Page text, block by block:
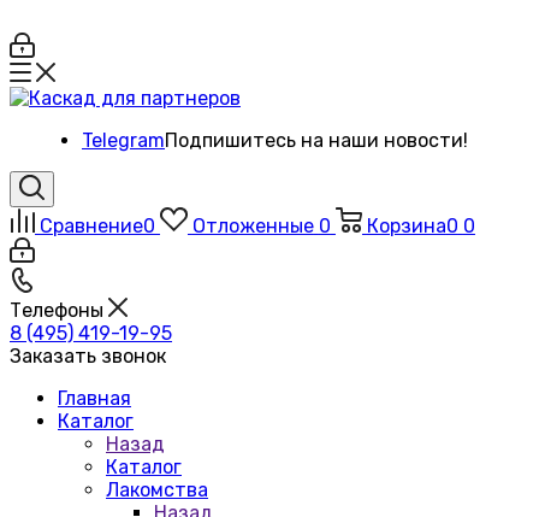
TelegramПодпишитесь на наши новости!
Сравнение0 Отложенные 0 Корзина0 0
Телефоны
8 (495) 419-19-95
Заказать звонок
Главная
Каталог
Назад
Каталог
Лакомства